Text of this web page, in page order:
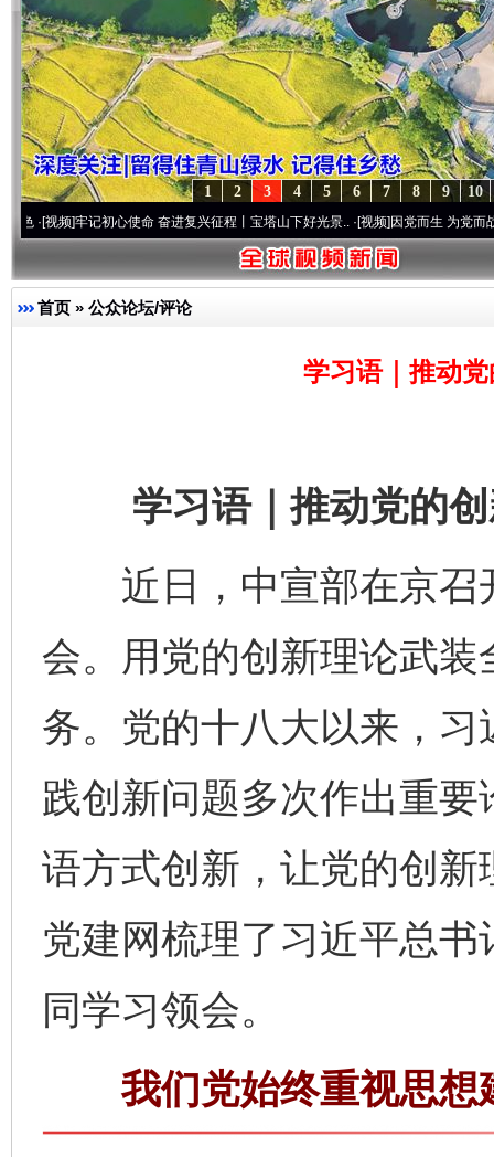
10
9
8
7
6
5
4
3
2
1
牢记初心使命 奋进复兴征程丨宝塔山下好光景..·[视频]因党而生 为党而战——百年“
首页 » 公众论坛/评论
学习语｜推动
学习语｜推动党的创
近日，中宣部在京召
会。用党的创新理论武
务。党的十八大以来，
践创新问题多次作出重
语方式创新，让党的创新
党建网梳理了习近平总
同学习领会。
我们党始终重视思想